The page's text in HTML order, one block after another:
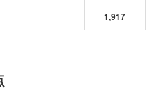
1,917